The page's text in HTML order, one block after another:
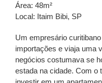
Área: 48m²
Local: Itaim Bibi, SP
Um empresário
importações e viaja uma
negócios costumava se
estada na cidade. Com o